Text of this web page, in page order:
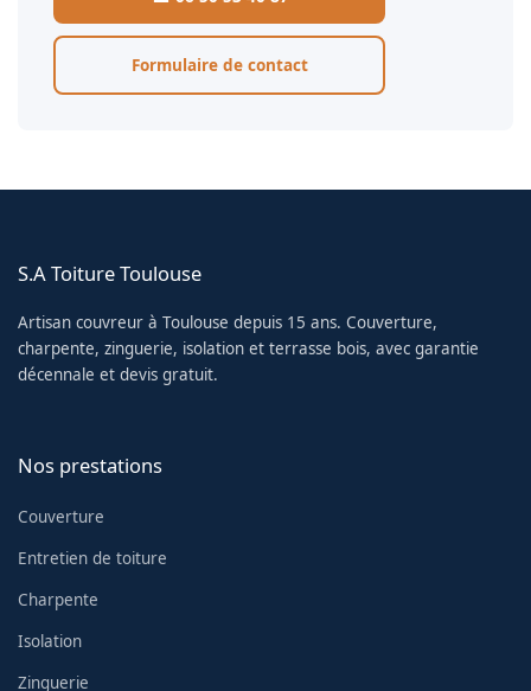
Formulaire de contact
S.A Toiture Toulouse
Artisan couvreur à Toulouse depuis 15 ans. Couverture,
charpente, zinguerie, isolation et terrasse bois, avec garantie
décennale et devis gratuit.
Nos prestations
Couverture
Entretien de toiture
Charpente
Isolation
Zinguerie